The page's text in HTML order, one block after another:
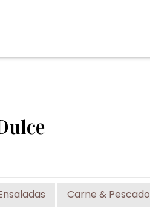
Carne & Pescado